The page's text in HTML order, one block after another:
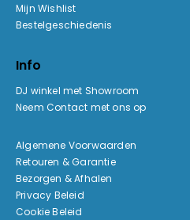
Mijn Wishlist
Bestelgeschiedenis
Info
DJ winkel met Showroom
Neem Contact met ons op
Algemene Voorwaarden
Retouren & Garantie
Bezorgen & Afhalen
Privacy Beleid
Cookie Beleid